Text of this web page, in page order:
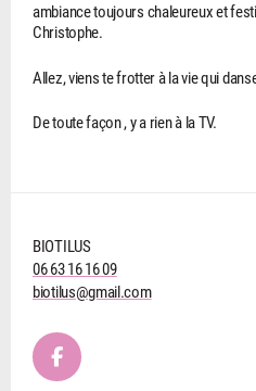
ambiance toujours chaleureux et
Christophe.
Allez, viens te frotter à la vie qui
De toute façon , y a rien à la TV.
BIOTILUS
06 63 16 16 09
biotilus@gmail.com